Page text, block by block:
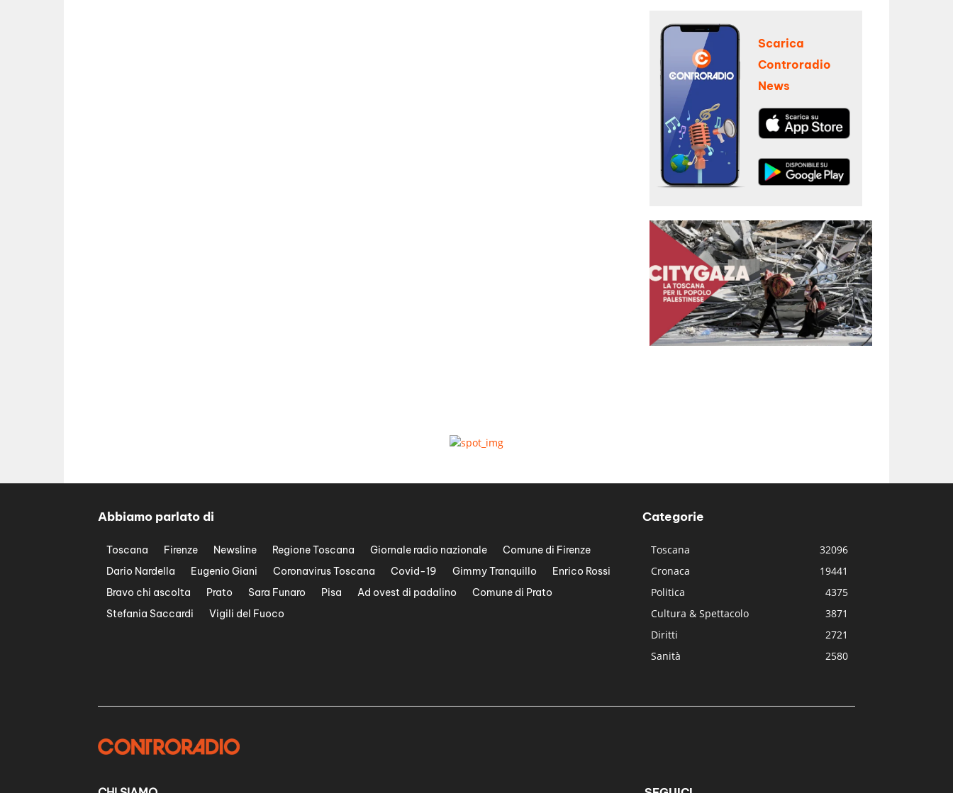
Scarica
Controradio
News
Abbiamo parlato di
Toscana Firenze Newsline Regione Toscana Giornale radio nazionale
Comune di Firenze
Dario Nardella
Eugenio Giani Coronavirus Toscana Covid-19 Gimmy Tranquillo
Enrico Rossi
Bravo chi ascolta
Prato Sara Funaro Pisa Ad ovest di padalino
Comune di Prato
Stefania Saccardi
Vigili del Fuoco
Categorie
Toscana
32096
Cronaca
19441
Politica
4375
Cultura & Spettacolo
3871
Diritti
2721
Sanità
2580